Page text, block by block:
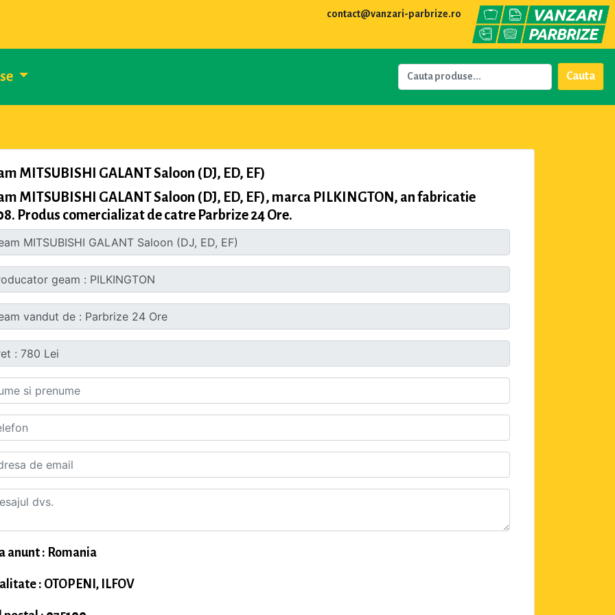
contact@vanzari-parbrize.ro
Cauta
MITSUBISHI GALANT Saloon (DJ, ED, EF)
MITSUBISHI GALANT Saloon (DJ, ED, EF), marca PILKINGTON, an fabricatie
Produs comercializat de catre Parbrize 24 Ore.
anunt : Romania
: OTOPENI, ILFOV